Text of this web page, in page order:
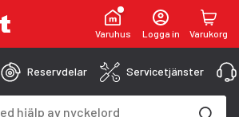
Varuhus Logga in Varukorg
Reservdelar Servicetjänster